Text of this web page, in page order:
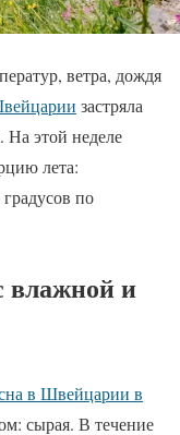
ветра, дождя
застряла
На этой неделе
лета:
по
влажной и
в Швейцарии в
сырая. В течение